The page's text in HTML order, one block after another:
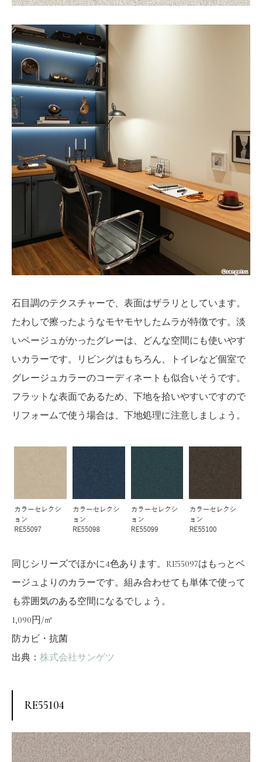
石目調のテクスチャーで、表面はザラリとしています。
たわしで擦ったようなモヤモヤしたムラが特徴です。淡
いベージュがかったグレーは、どんな空間にも使いやす
いカラーです。リビングはもちろん、トイレなど個室で
グレージュカラーのコーディネートも似合いそうです。
フラットな表面であるため、下地を拾いやすいですので
リフォームで使う場合は、下地処理に注意しましょう。
同じシリーズでほかに4色あります。RE55097はもっとベ
ージュよりのカラーです。組み合わせても単体で使って
も雰囲気のある空間になるでしょう。
1,090円/㎡
防カビ・抗菌
出典： 株式会社サンゲツ
RE55104